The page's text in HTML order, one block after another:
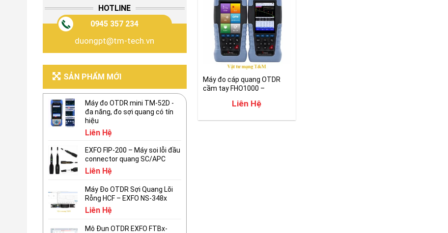
HOTLINE
0945 357 234
duongpt@tm-tech.vn
SẢN PHẨM MỚI
Máy đo OTDR mini TM-52D -
đa năng, đo sợi quang có tín
hiệu
Liên Hệ
EXFO FIP-200 – Máy soi lỗi đầu
connector quang SC/APC
Liên Hệ
Máy Đo OTDR Sợi Quang Lõi
Rỗng HCF – EXFO NS-348x
Liên Hệ
Mô Đun OTDR EXFO FTBx-
Máy đo cáp quang OTDR
cầm tay FHO1000 –
Liên Hệ